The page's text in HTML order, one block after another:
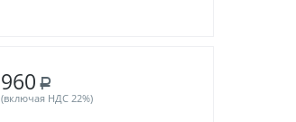
960 Р
(включая НДС 22%)